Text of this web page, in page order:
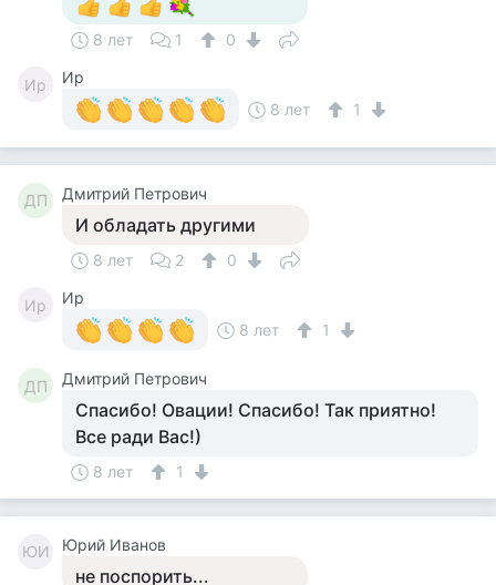
8 лет 1 0
Ир
Ир
8 лет
1
ДП Дмитрий Петрович
И обладать другими
8 лет 2 0
Ир
Ир
8 лет
1
ДП Дмитрий Петрович
Спасибо! Овации! Спасибо! Так приятно!
Все ради Вас!)
8 лет 1
ЮИ Юрий Иванов
не поспорить...